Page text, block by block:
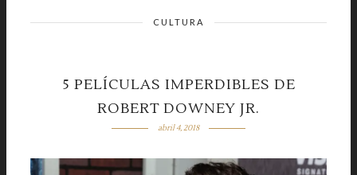
CULTURA
5 PELÍCULAS IMPERDIBLES DE
ROBERT DOWNEY JR.
abril 4, 2018